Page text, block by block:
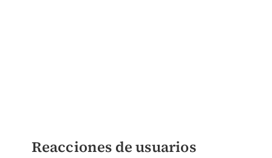
Reacciones de usuarios